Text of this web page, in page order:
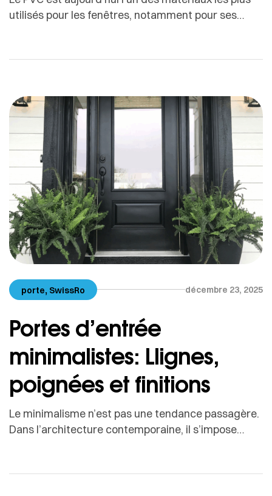
utilisés pour les fenêtres, notamment pour ses
fenêtres PVC ne se valent pas.Entre une fenêtre
de gamme, les différences sont nombreuses, et
souvent invisibles à l’œil […]
porte, SwissRo décembre 23, 2025
Portes d’entrée
minimalistes: Llignes,
poignées et finitions
Le minimalisme n’est pas une tendance passagère.
Dans l’architecture contemporaine, il s’impose
minimaliste en est l’une des expressions les plus